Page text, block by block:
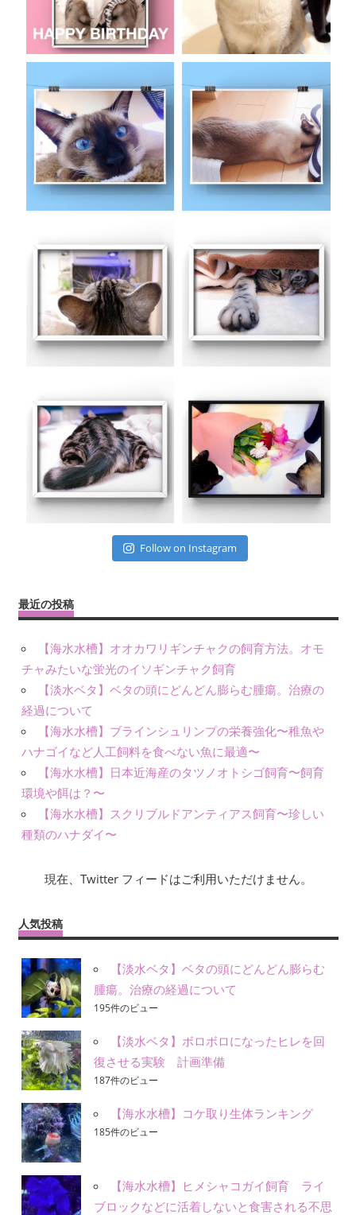
Follow on Instagram
最近の投稿
【海水水槽】オオカワリギンチャクの飼育方法。オモ
チャみたいな蛍光のイソギンチャク飼育
【淡水ベタ】ベタの頭にどんどん膨らむ腫瘍。治療の
経過について
【海水水槽】ブラインシュリンプの栄養強化〜稚魚や
ハナゴイなど人工飼料を食べない魚に最適〜
【海水水槽】日本近海産のタツノオトシゴ飼育〜飼育
環境や餌は？〜
【海水水槽】スクリブルドアンティアス飼育〜珍しい
種類のハナダイ〜
現在、Twitter フィードはご利用いただけません。
人気投稿
【淡水ベタ】ベタの頭にどんどん膨らむ
腫瘍。治療の経過について
195件のビュー
【淡水ベタ】ボロボロになったヒレを回
復させる実験 計画準備
187件のビュー
【海水水槽】コケ取り生体ランキング
185件のビュー
【海水水槽】ヒメシャコガイ飼育 ライ
ブロックなどに活着しないと食害される不思